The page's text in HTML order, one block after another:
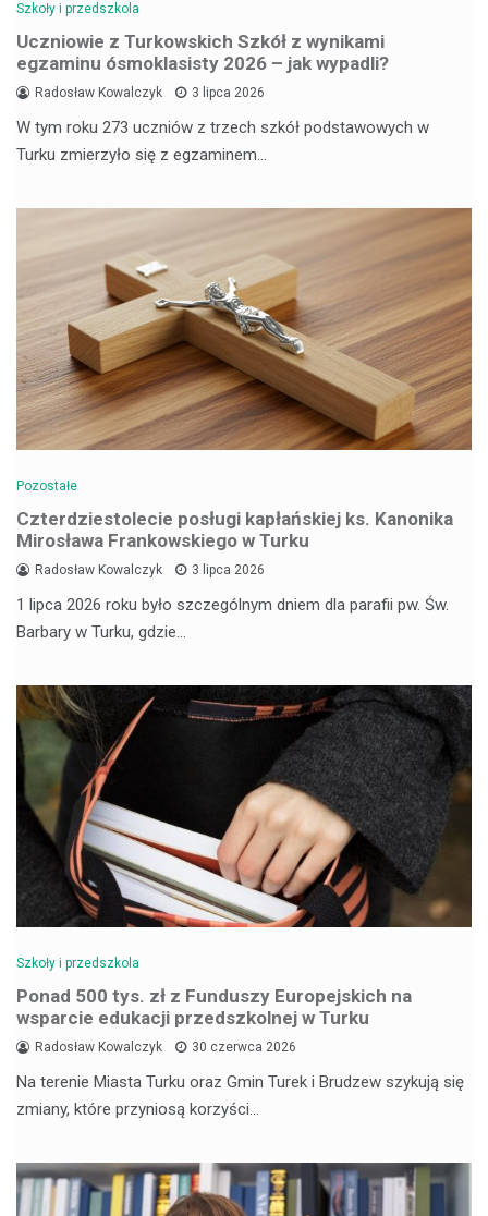
Szkoły i przedszkola
Uczniowie z Turkowskich Szkół z wynikami
egzaminu ósmoklasisty 2026 – jak wypadli?
Radosław Kowalczyk 3 lipca 2026
W tym roku 273 uczniów z trzech szkół podstawowych w
Turku zmierzyło się z egzaminem…
Pozostałe
Czterdziestolecie posługi kapłańskiej ks. Kanonika
Mirosława Frankowskiego w Turku
Radosław Kowalczyk 3 lipca 2026
1 lipca 2026 roku było szczególnym dniem dla parafii pw. Św.
Barbary w Turku, gdzie…
Szkoły i przedszkola
Ponad 500 tys. zł z Funduszy Europejskich na
wsparcie edukacji przedszkolnej w Turku
Radosław Kowalczyk 30 czerwca 2026
Na terenie Miasta Turku oraz Gmin Turek i Brudzew szykują się
zmiany, które przyniosą korzyści…